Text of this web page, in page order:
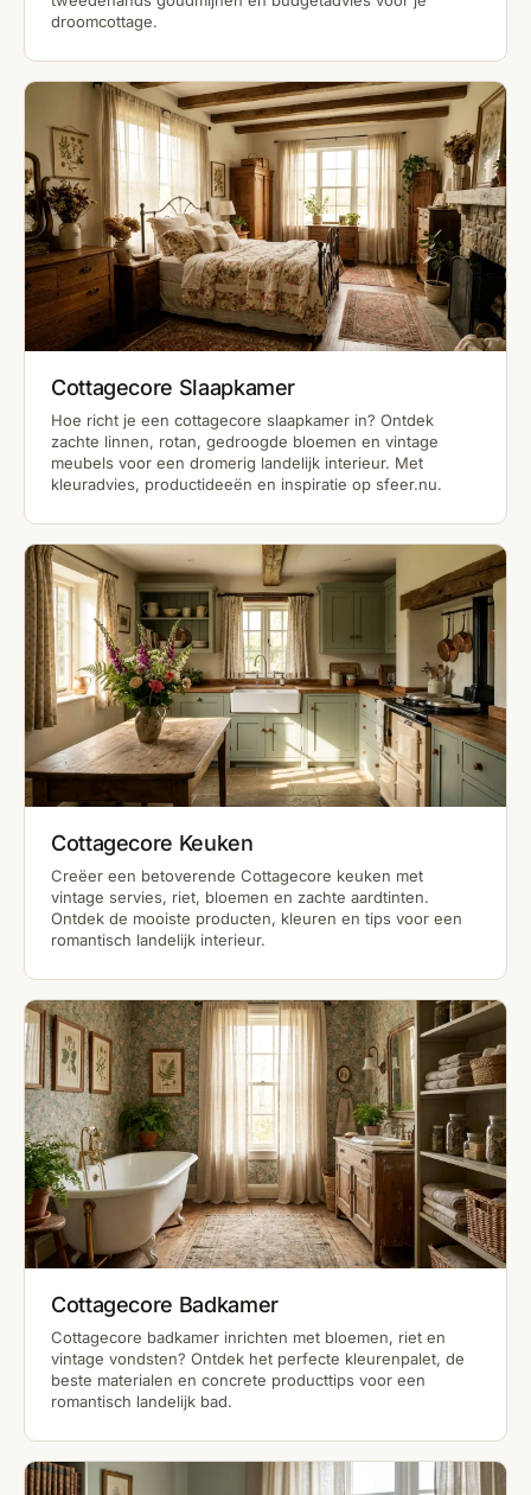
droomcottage.
Cottagecore Slaapkamer
Hoe richt je een cottagecore slaapkamer in? Ontdek
zachte linnen, rotan, gedroogde bloemen en vintage
meubels voor een dromerig landelijk interieur. Met
kleuradvies, productideeën en inspiratie op sfeer.nu.
Cottagecore Keuken
Creëer een betoverende Cottagecore keuken met
vintage servies, riet, bloemen en zachte aardtinten.
Ontdek de mooiste producten, kleuren en tips voor een
romantisch landelijk interieur.
Cottagecore Badkamer
Cottagecore badkamer inrichten met bloemen, riet en
vintage vondsten? Ontdek het perfecte kleurenpalet, de
beste materialen en concrete producttips voor een
romantisch landelijk bad.